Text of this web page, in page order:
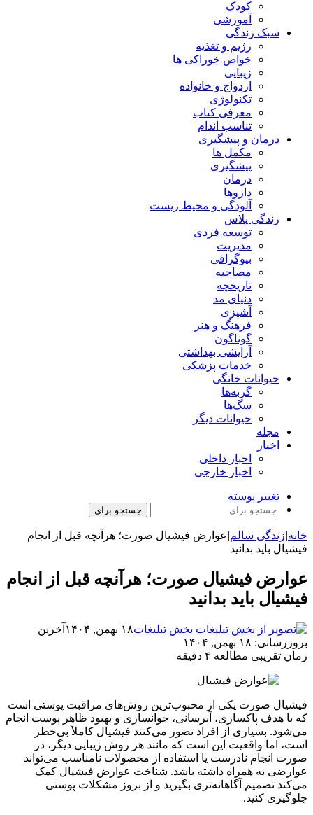
کودک
آموزشی
سبک زندگی
رژیم و تغذیه
خواص خوراکی ها
زیبایی
ازدواج و خانواده
تکنولوژی
معرفی کتاب
تناسب اندام
درمان و پیشگیری
مکمل ها
پیشگیری
درمان
داروها
آلودگی و محیط زیست
زندگی پلاس
توسعه فردی
مدیریت
بیوگرافی
مصاحبه
تاریخچه
دنیای مد
آشپزی
فرهنگ و هنر
گوناگون
آرایشی بهداشتی
خدمات پزشکی
حیوانات خانگی
گربه‌ها
سگ‌ها
حیوانات دیگر
مجله
اخبار
اخبار داخلی
اخبار خارجی
تغییر پوسته
جستجو برای
خانه|زندگی سالم| عوارض فیشیال صورت؛ هرآنچه قبل از انجام
فیشیال باید بدانید
عوارض فیشیال صورت؛ هرآنچه قبل از انجام
فیشیال باید بدانید
بخش تبلیغات۱۸ بهمن, ۱۴۰۴
آخرین
بروزرسانی: ۱۸ بهمن, ۱۴۰۴
زمان تقریبی مطالعه ۴ دقیقه
فیشیال صورت یکی از محبوب‌ترین روش‌های مراقبت پوستی است
که با هدف پاکسازی، آبرسانی، جوانسازی و بهبود ظاهر پوست انجام
می‌شود. بسیاری از افراد تصور می‌کنند فیشیال کاملاً بی‌خطر
است، اما واقعیت این است که مانند هر روش زیبایی دیگر، در
صورت انجام نادرست یا استفاده از محصولات نامناسب می‌تواند
عوارضی به همراه داشته باشد. شناخت عوارض فیشیال کمک
می‌کند تصمیم آگاهانه‌تری بگیرید و از بروز مشکلات پوستی
جلوگیری کنید.